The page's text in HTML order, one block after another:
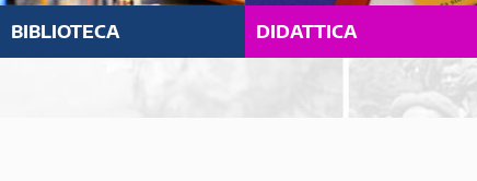
BIBLIOTECA DIDATTICA